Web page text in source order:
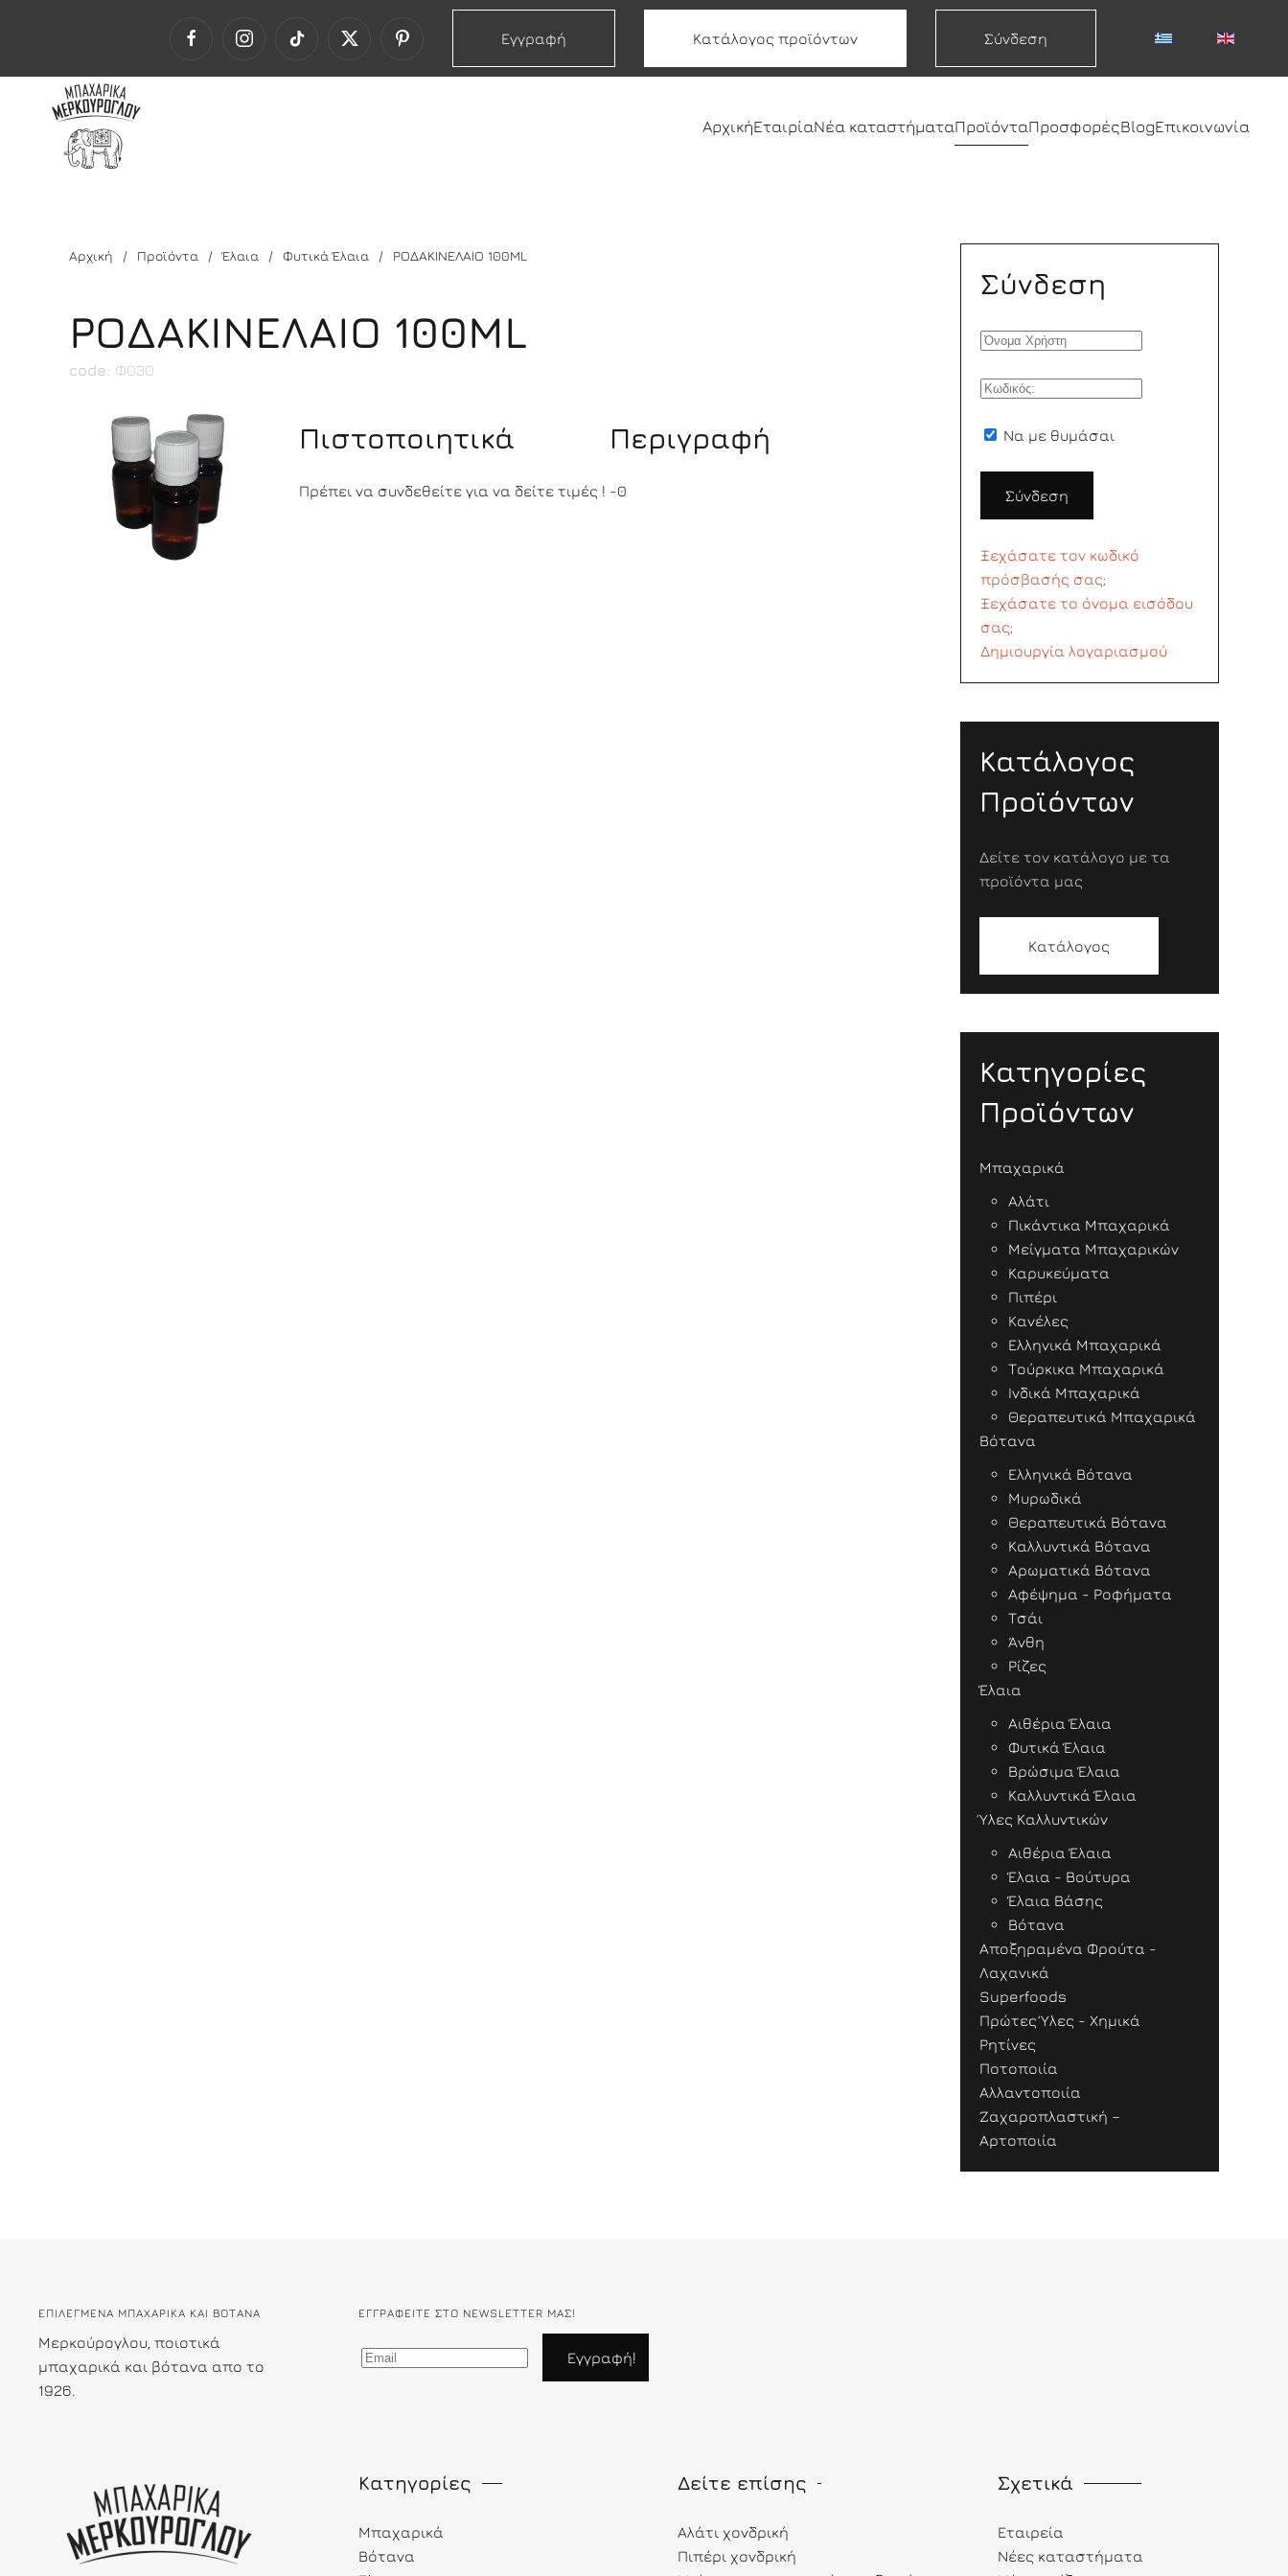
Εγγραφή Κατάλογος προϊόντων Σύνδεση
ΑρχικήΕταιρίαΝέα καταστήματαΠροϊόνταΠροσφορέςBlogΕπικοινωνία
Αρχική Προϊόντα Έλαια Φυτικά Έλαια ΡΟΔΑΚΙΝΕΛΑΙΟ 100ML
ΡΟΔΑΚΙΝΕΛΑΙΟ 100ML
code: Φ030
Πιστοποιητικά
Πρέπει να συνδεθείτε για να δείτε τιμές !
Περιγραφή
-0
Σύνδεση
Να με θυμάσαι
Σύνδεση
Ξεχάσατε τον κωδικό
πρόσβασής σας;
Ξεχάσατε το όνομα εισόδου
σας;
Δημιουργία λογαριασμού
Κατάλογος
Προϊόντων
Δείτε τον κατάλογο με τα
προϊόντα μας
Κατάλογος
Κατηγορίες
Προϊόντων
Μπαχαρικά
Αλάτι
Πικάντικα Μπαχαρικά
Μείγματα Μπαχαρικών
Καρυκεύματα
Πιπέρι
Κανέλες
Ελληνικά Μπαχαρικά
Τούρκικα Μπαχαρικά
Ινδικά Μπαχαρικά
Θεραπευτικά Μπαχαρικά
Βότανα
Ελληνικά Βότανα
Μυρωδικά
Θεραπευτικά Βότανα
Καλλυντικά Βότανα
Αρωματικά Βότανα
Αφέψημα - Ροφήματα
Τσάι
Άνθη
Ρίζες
Έλαια
Αιθέρια Έλαια
Φυτικά Έλαια
Βρώσιμα Έλαια
Καλλυντικά Έλαια
Ύλες Καλλυντικών
Αιθέρια Έλαια
Έλαια - Βούτυρα
Έλαια Βάσης
Βότανα
Αποξηραμένα Φρούτα -
Λαχανικά
Superfoods
Πρώτες Ύλες - Χημικά
Ρητίνες
Ποτοποιία
Αλλαντοποιία
Ζαχαροπλαστική –
Αρτοποιία
ΕΠΙΛΕΓΜΕΝΑ ΜΠΑΧΑΡΙΚΑ ΚΑΙ ΒΟΤΑΝΑ
Μερκούρογλου, ποιοτικά
μπαχαρικά και βότανα απο το
1926.
ΕΓΓΡΑΦΕΊΤΕ ΣΤΟ NEWSLETTER ΜΑΣ!
Κατηγορίες
Μπαχαρικά
Βότανα
Δείτε επίσης
Αλάτι χονδρική
Πιπέρι χονδρική
Σχετικά
Εταιρεία
Νέες καταστήματα